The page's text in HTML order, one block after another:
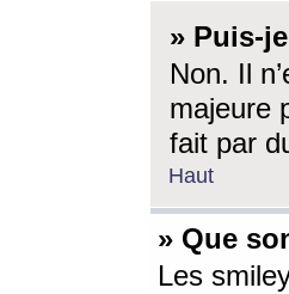
» Puis-
Non. Il
majeure
fait par
Haut
» Que
Les